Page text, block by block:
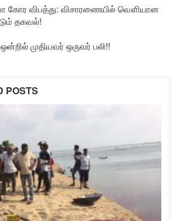
கோர விபத்து: விசாரணையில் வௌியான
தகவல்!
முதியவர் ஒருவர் பலி!!
POSTS